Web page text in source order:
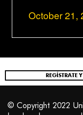
October 21,
REGÍSTRATE
© Copyright 2022